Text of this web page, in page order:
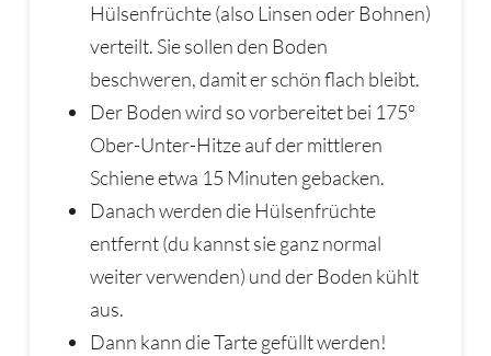
Hülsenfrüchte (also Linsen oder Bohnen)
verteilt. Sie sollen den Boden
beschweren, damit er schön flach bleibt.
Der Boden wird so vorbereitet bei 175°
Ober-Unter-Hitze auf der mittleren
Schiene etwa 15 Minuten gebacken.
Danach werden die Hülsenfrüchte
entfernt (du kannst sie ganz normal
weiter verwenden) und der Boden kühlt
aus.
Dann kann die Tarte gefüllt werden!